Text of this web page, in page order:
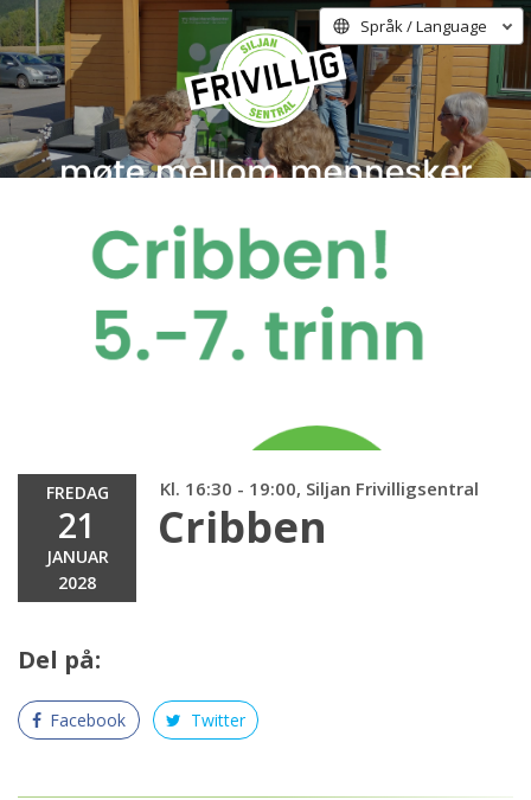
Språk / Language
FREDAG
21
JANUAR
2028
Kl. 16:30 - 19:00, Siljan Frivilligsentral
Cribben
Del på:
Facebook Twitter